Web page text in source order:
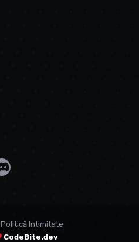
Politică Intimitate
CodeBite.dev